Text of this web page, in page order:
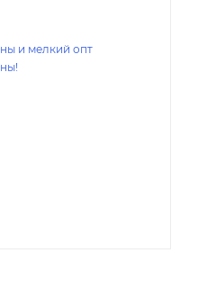
и мелкий опт